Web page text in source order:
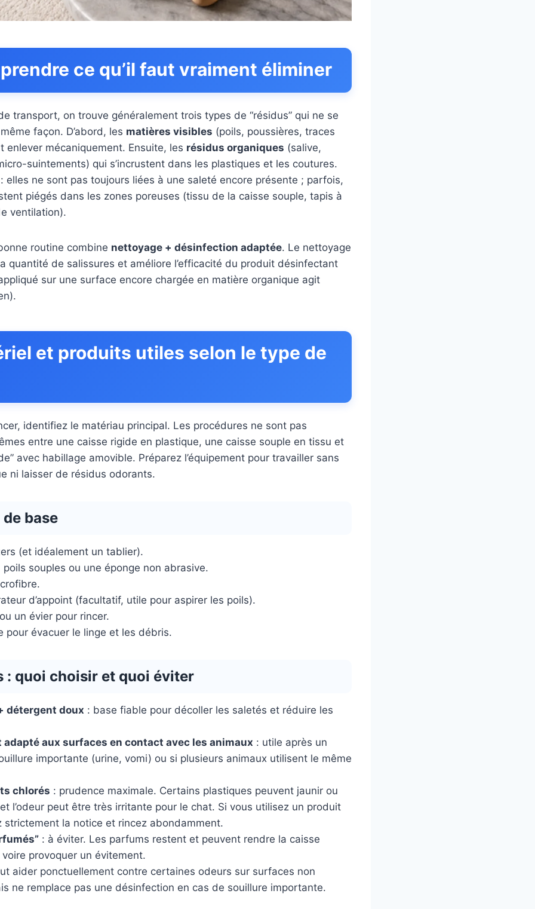
ce qu’il faut vraiment éliminer
transport, on trouve généralement trois types de “résidus” qui ne se
façon. D’abord, les matières visibles (poils, poussières, traces
enlever mécaniquement. Ensuite, les résidus organiques (salive,
suintements) qui s’incrustent dans les plastiques et les coutures.
elles ne sont pas toujours liées à une saleté encore présente ; parfois,
piégés dans les zones poreuses (tissu de la caisse souple, tapis à
ventilation).
routine combine nettoyage + désinfection adaptée. Le nettoyage
quantité de salissures et améliore l’efficacité du produit désinfectant
sur une surface encore chargée en matière organique agit
et produits utiles selon le type de
identifiez le matériau principal. Les procédures ne sont pas
entre une caisse rigide en plastique, une caisse souple en tissu et
avec habillage amovible. Préparez l’équipement pour travailler sans
ni laisser de résidus odorants.
base
(et idéalement un tablier).
souples ou une éponge non abrasive.
d’appoint (facultatif, utile pour aspirer les poils).
un évier pour rincer.
pour évacuer le linge et les débris.
: quoi choisir et quoi éviter
détergent doux : base fiable pour décoller les saletés et réduire les
aux surfaces en contact avec les animaux : utile après un
importante (urine, vomi) ou si plusieurs animaux utilisent le même
chlorés : prudence maximale. Certains plastiques peuvent jaunir ou
l’odeur peut être très irritante pour le chat. Si vous utilisez un produit
strictement la notice et rincez abondamment.
: à éviter. Les parfums restent et peuvent rendre la caisse
provoquer un évitement.
aider ponctuellement contre certaines odeurs sur surfaces non
ne remplace pas une désinfection en cas de souillure importante.